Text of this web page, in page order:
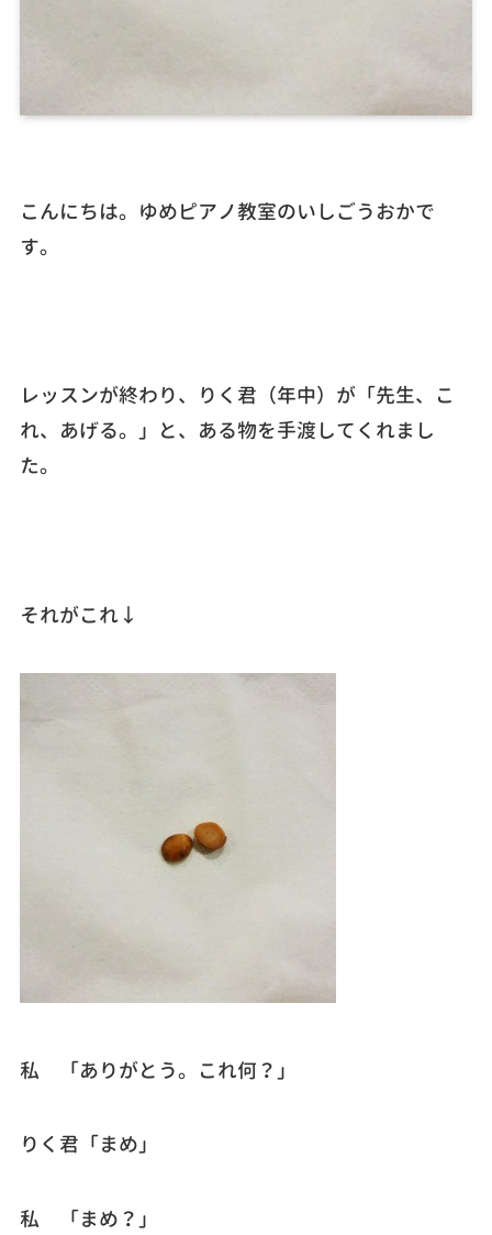
こんにちは。ゆめピアノ教室のいしごうおかで
す。
レッスンが終わり、りく君（年中）が「先生、こ
れ、あげる。」と、ある物を手渡してくれまし
た。
それがこれ↓
私 「ありがとう。これ何？」
りく君「まめ」
私 「まめ？」